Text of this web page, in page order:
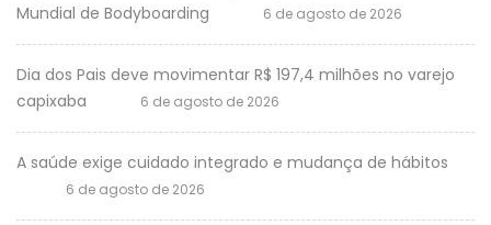
Mundial de Bodyboarding
6 de agosto de 2026
Dia dos Pais deve movimentar R$ 197,4 milhões no varejo
capixaba
6 de agosto de 2026
A saúde exige cuidado integrado e mudança de hábitos
6 de agosto de 2026